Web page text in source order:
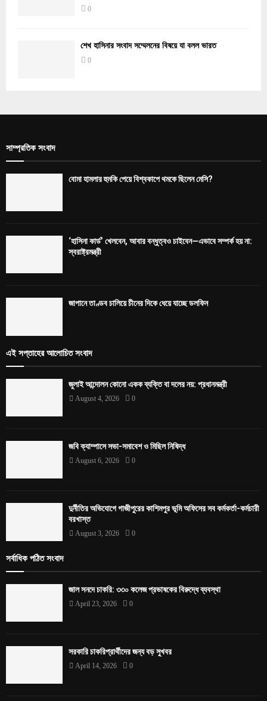
0
শেখ হাসিনার সংবাদ সম্মেলনের বিষয়ে যা বলল ভারত
0
সাম্প্রতিক সংবাদ
বোমা হামলার হুমকি পেয়ে বিশ্বকাপে থমকে ছিলেন মেসি?
‘হাসিনা কার্ড’ খেলবেন, আবার বন্ধুত্বও চাইবেন—এভাবে সম্পর্ক হয় না:
স্বরাষ্ট্রমন্ত্রী
জাপানে তাণ্ডব চালিয়ে চীনের দিকে ধেয়ে যাচ্ছে ডলফিন
এই সপ্তাহের আলোচিত সংবাদ
জুলাই আন্দোলন কোনো একক ব্যক্তি বা দলের নয়: প্রধানমন্ত্রী
August 4, 2026 0
জবি ক্যাম্পাসে সভা-সমাবেশ ও মিছিল নিষিদ্ধ
August 6, 2026 0
দুর্নীতির অভিযোগে গাজীপুরের কাশিমপুর ভূমি অফিসের সব কর্মকর্তা-কর্মচারী
বরখাস্ত
August 3, 2026 0
সর্বাধিক পঠিত সংবাদ
জাল সনদে চাকরি: ৩৩০ কলেজ প্রভাষকের বিরুদ্ধে ব্যবস্থা
April 23, 2026 0
সরকারি চাকরিপ্রার্থীদের জন্য বড় সুখবর
April 14, 2026 0